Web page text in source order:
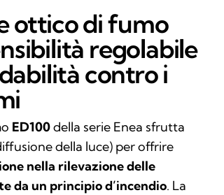
ottico di fumo
regolabile
contro i
ED100della serie Enea sfrutta
della luce) per offrire
nella rilevazione delle
da un principio d’incendio. La